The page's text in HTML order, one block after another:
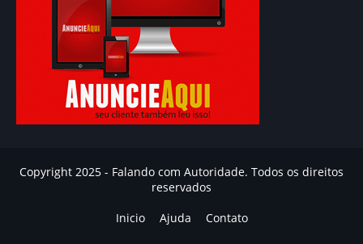
Copyright 2025 - Falando com Autoridade. Todos os direitos
reservados
Inicio
Ajuda Contato